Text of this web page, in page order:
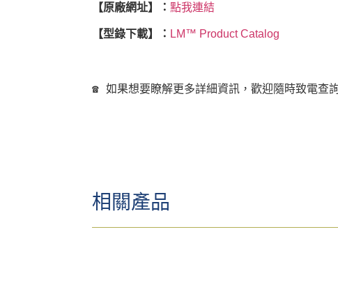
【原廠網址】： 點我連結
【型錄下載】： LM™ Product Catalog
☎ 如果想要瞭解更多詳細資訊，歡迎隨時致電查
相關產品